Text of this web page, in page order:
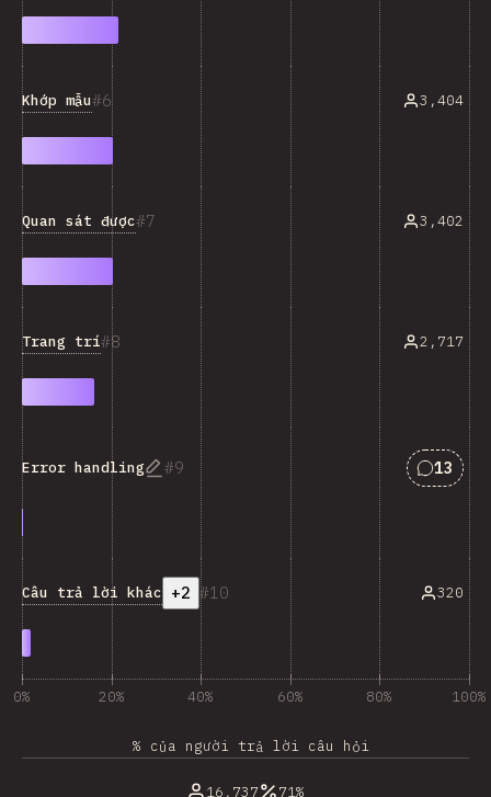
6
Khớp mẫu 3,404
7
Quan sát được 3,402
8
Trang trí 2,717
9
Error handling 13
10
Câu trả lời khác +2 320
0% 20% 40% 60% 80% 100%
% của người trả lời câu hỏi
16,737
71%